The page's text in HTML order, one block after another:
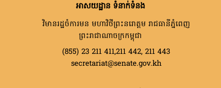
អាសយដ្ឋាន ទំនាក់ទំនង
វិមានរដ្ឋចំការមន មហាវិថីព្រះនរោត្តម រាជធានីភ្នំពេញ
ព្រះរាជាណាចក្រកម្ពុជា
(855) 23 211 411,211 442, 211 443
secretariat@senate.gov.kh